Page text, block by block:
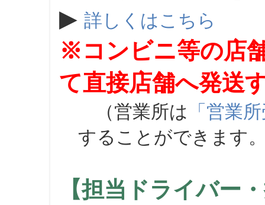
▶ 詳しくはこちら
※コンビニ等の店
て直接店舗へ発送
（営業所は 「営業
することができます
【担当ドライバー